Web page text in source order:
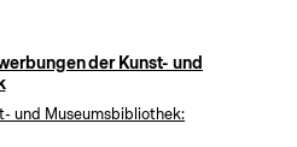
der Kunst- und
und Museumsbibliothek: